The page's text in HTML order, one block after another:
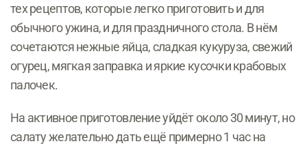
тех рецептов, которые легко приготовить и для
обычного ужина, и для праздничного стола. В нём
сочетаются нежные яйца, сладкая кукуруза, свежий
огурец, мягкая заправка и яркие кусочки крабовых
палочек.
На активное приготовление уйдёт около 30 минут, но
салату желательно дать ещё примерно 1 час на